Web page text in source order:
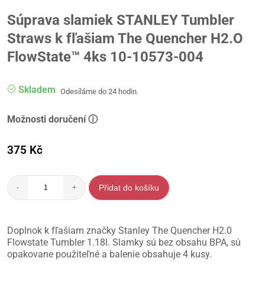
Súprava slamiek STANLEY Tumbler
Straws k fľašiam The Quencher H2.O
FlowState™ 4ks 10-10573-004
Skladem Odesíláme do 24 hodin.
Možnosti doručení ⓘ
375 Kč
- + Přidat do košíku
Doplnok k fľašiam značky Stanley The Quencher H2.0
Flowstate Tumbler 1.18l. Slamky sú bez obsahu BPA, sú
opakovane použiteľné a balenie obsahuje 4 kusy.